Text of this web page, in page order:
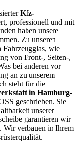
Kfz-
professionell und mit
haben unsere
Zu unseren
Fahrzeugglas, wie
von Front-, Seiten-,
bei anderen vor
an zu unserem
steht für die
in Hamburg-
geschrieben. Sie
unserer
garantieren wir
Wir verbauen in Ihrem